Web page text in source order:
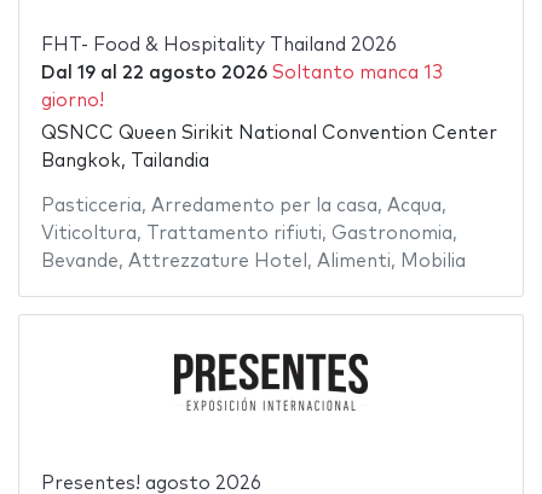
FHT- Food & Hospitality Thailand 2026
Dal 19al 22 agosto 2026 Soltanto manca 13
giorno!
QSNCC Queen Sirikit National Convention Center
Bangkok, Tailandia
Pasticceria, Arredamento per la casa, Acqua,
Viticoltura, Trattamento rifiuti, Gastronomia,
Bevande, Attrezzature Hotel , Alimenti, Mobilia
Presentes! agosto 2026